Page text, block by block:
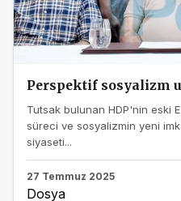
Perspektif sosyalizm
Tutsak bulunan HDP'nin eski
süreci ve sosyalizmin yeni
siyaseti...
27 Temmuz 2025
Dosya